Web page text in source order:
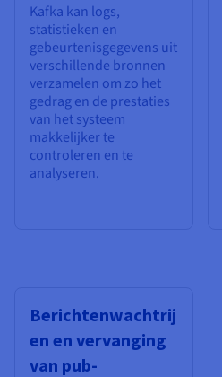
Kafka kan logs,
statistieken en
gebeurtenisgegevens uit
verschillende bronnen
verzamelen om zo het
gedrag en de prestaties
van het systeem
makkelijker te
controleren en te
analyseren.
Berichtenwachtrij
en en vervanging
van pub-